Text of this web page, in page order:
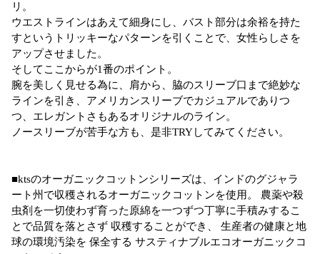
リ。
ウエストラインはあえて細身にし、バスト部分は余裕を持た
すというトリッキーなパターンを引くことで、女性らしさを
アップさせました。
そしてここからが1番のポイント。
腕を美しく見せる為に、肩から、脇のスリーブ口まで絶妙な
ラインを引き、アメリカンスリーブでカジュアルでありつ
つ、エレガントさもあるオリジナルのライン。
ノースリーブが苦手な方も、是非TRYしてみてください。
■ktsのオーガニックコットンシリーズは、インドのグジャラ
ート州で収穫されるオーガニックコットンを使用。 農薬や殺
虫剤を一切使わず育った原綿を一つずつ丁寧に手積みするこ
とで品質を落とさず 収穫することができ、 生産者の健康と地
球の環境汚染を 保全する サスティナブルエコオーガニックコ